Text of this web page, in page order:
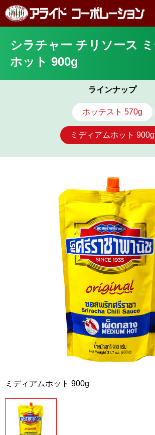
シラチャー チリソース
ホット 900g
ラインナップ
ホッテスト 570g
ミディアムホット 900g
ミディアムホット 900g